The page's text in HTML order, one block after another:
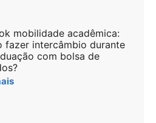
mobilidade acadêmica:
fazer intercâmbio durante
com bolsa de